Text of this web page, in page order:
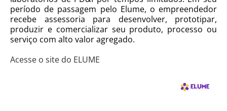
período de passagem pelo Elume, o empreendedor
recebe assessoria para desenvolver, prototipar,
produzir e comercializar seu produto, processo ou
serviço com alto valor agregado.
Acesse o site do ELUME